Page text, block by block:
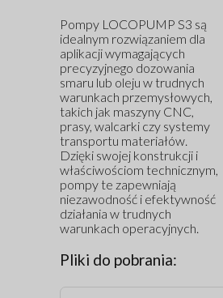
Pompy LOCOPUMP S3 są
idealnym rozwiązaniem dla
aplikacji wymagających
precyzyjnego dozowania
smaru lub oleju w trudnych
warunkach przemysłowych,
takich jak maszyny CNC,
prasy, walcarki czy systemy
transportu materiałów.
Dzięki swojej konstrukcji i
właściwościom technicznym,
pompy te zapewniają
niezawodność i efektywność
działania w trudnych
warunkach operacyjnych.
Pliki do pobrania: